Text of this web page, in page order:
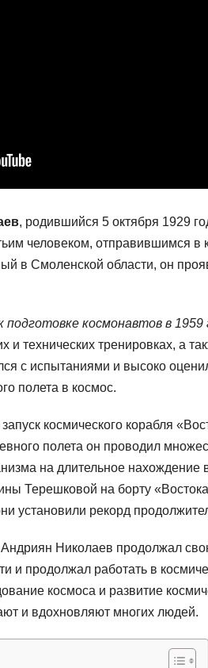
, родившийся 5 октября 1929
человеком, отправившимся в
в Смоленской области, он
космонавтов в 1959
и технических тренировках, а
с испытаниями и высоко
полета в космос.
космического корабля
полета он проводил
на длительное нахождение
Терешковой на борту
установили рекорд
Николаев продолжал
и продолжал работать в
космоса и развитие
и вдохновляют многих людей.